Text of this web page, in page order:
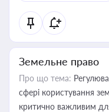
Земельне право
Про що тема:
сфері користування
критично важливим